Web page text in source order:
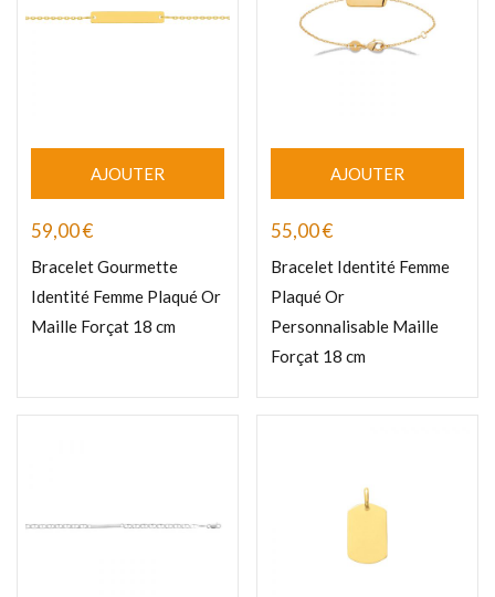
AJOUTER
59,00€
Bracelet Gourmette
Identité Femme Plaqué Or
Maille Forçat 18 cm
AJOUTER
55,00€
Bracelet Identité Femme
Plaqué Or
Personnalisable Maille
Forçat 18 cm